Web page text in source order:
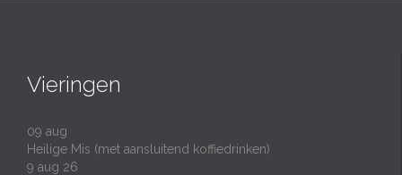
Vieringen
09 aug
Heilige Mis (met aansluitend koffiedrinken)
9 aug 26